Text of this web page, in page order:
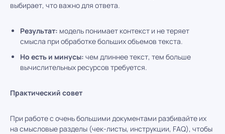
выбирает, что важно для ответа.
Результат: модель понимает контекст и не теряет
смысла при обработке больших объемов текста.
Но есть и минусы: чем длиннее текст, тем больше
вычислительных ресурсов требуется.
Практический совет
При работе с очень большими документами разбивайте их
на смысловые разделы (чек-листы, инструкции, FAQ), чтобы